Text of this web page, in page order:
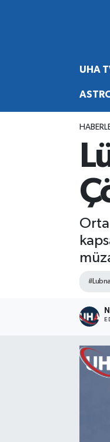
UHA
Orta
Hava Durumu
Süper Lig Puan
Tüm Manşetler
Son Dakika
Haber Arşivi